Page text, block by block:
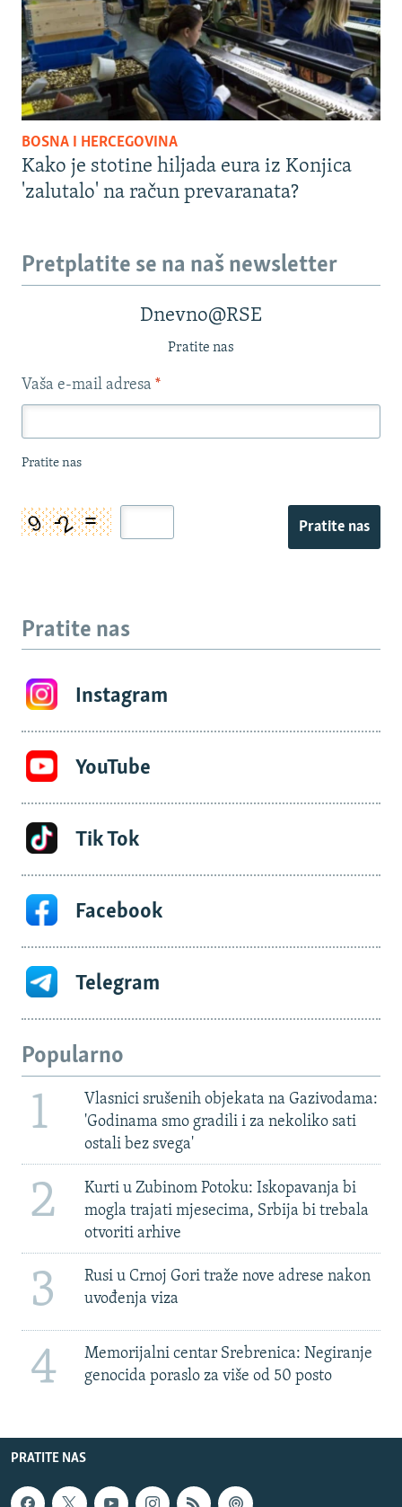
BOSNA I HERCEGOVINA
Kako je stotine hiljada eura iz Konjica
'zalutalo' na račun prevaranata?
Pretplatite se na naš newsletter
Dnevno@RSE
Pratite nas
Vaša e-mail adresa *
Pratite nas
Pratite nas
Pratite nas
Instagram
YouTube
Tik Tok
Facebook
Telegram
Popularno
1
Vlasnici srušenih objekata na Gazivodama:
'Godinama smo gradili i za nekoliko sati
ostali bez svega'
2
Kurti u Zubinom Potoku: Iskopavanja bi
mogla trajati mjesecima, Srbija bi trebala
otvoriti arhive
3
Rusi u Crnoj Gori traže nove adrese nakon
uvođenja viza
4
Memorijalni centar Srebrenica: Negiranje
genocida poraslo za više od 50 posto
PRATITE NAS